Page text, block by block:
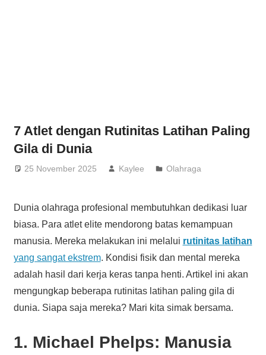
7 Atlet dengan Rutinitas Latihan Paling
Gila di Dunia
25 November 2025 Kaylee Olahraga
Dunia olahraga profesional membutuhkan dedikasi luar
biasa. Para atlet elite mendorong batas kemampuan
manusia. Mereka melakukan ini melalui rutinitas latihan
yang sangat ekstrem. Kondisi fisik dan mental mereka
adalah hasil dari kerja keras tanpa henti. Artikel ini akan
mengungkap beberapa rutinitas latihan paling gila di
dunia. Siapa saja mereka? Mari kita simak bersama.
1. Michael Phelps: Manusia